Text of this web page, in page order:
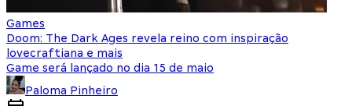
Games
Doom: The Dark Ages revela reino com inspiração
lovecraftiana e mais
Game será lançado no dia 15 de maio
Paloma Pinheiro